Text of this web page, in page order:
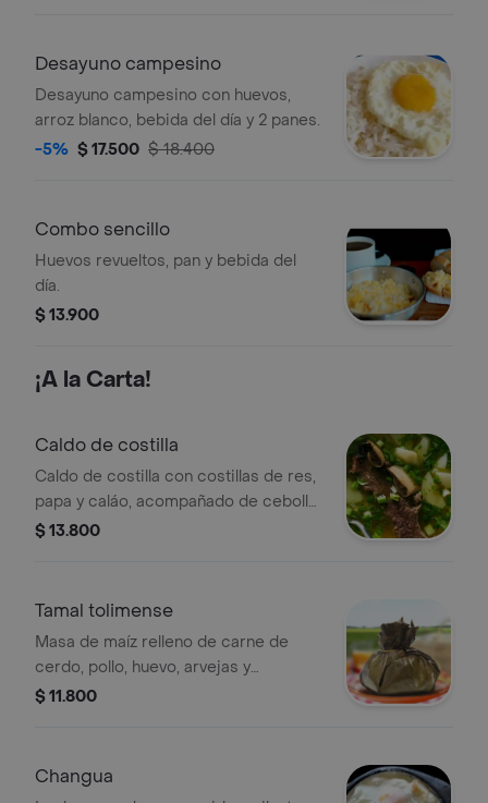
Desayuno campesino
Desayuno campesino con huevos,
arroz blanco, bebida del día y 2 panes.
-5% $ 17.500 $ 18.400
Combo sencillo
Huevos revueltos, pan y bebida del
día.
$ 13.900
¡A la Carta!
Caldo de costilla
Caldo de costilla con costillas de res,
papa y caláo, acompañado de cebolla
y cilantro.
$ 13.800
Tamal tolimense
Masa de maíz relleno de carne de
cerdo, pollo, huevo, arvejas y
aderezado con especias.
$ 11.800
Changua